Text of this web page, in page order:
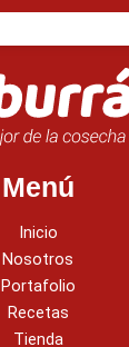
Menú
Inicio
Nosotros
Portafolio
Recetas
Tienda